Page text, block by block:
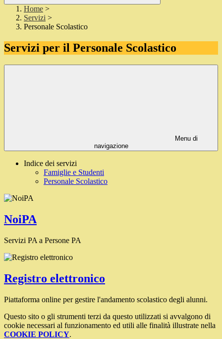
Home >
Servizi >
Personale Scolastico
Servizi per il Personale Scolastico
Menu di
navigazione
Indice dei servizi
Famiglie e Studenti
Personale Scolastico
NoiPA
Servizi PA a Persone PA
Registro elettronico
Piattaforma online per gestire l'andamento scolastico degli alunni.
Questo sito o gli strumenti terzi da questo utilizzati si avvalgono di
cookie necessari al funzionamento ed utili alle finalità illustrate nella
COOKIE POLICY.